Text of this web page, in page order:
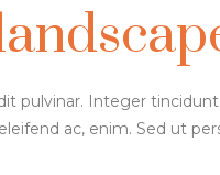
pulvinar. Integer
ac, enim. Sed ut